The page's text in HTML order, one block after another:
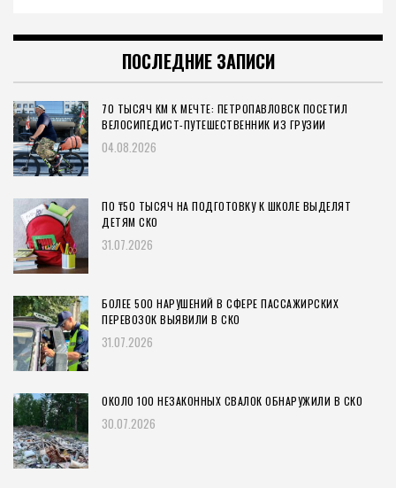
ПОСЛЕДНИЕ ЗАПИСИ
70 ТЫСЯЧ КМ К МЕЧТЕ: ПЕТРОПАВЛОВСК ПОСЕТИЛ
ВЕЛОСИПЕДИСТ-ПУТЕШЕСТВЕННИК ИЗ ГРУЗИИ
04.08.2026
ПО ₸50 ТЫСЯЧ НА ПОДГОТОВКУ К ШКОЛЕ ВЫДЕЛЯТ
ДЕТЯМ СКО
31.07.2026
БОЛЕЕ 500 НАРУШЕНИЙ В СФЕРЕ ПАССАЖИРСКИХ
ПЕРЕВОЗОК ВЫЯВИЛИ В СКО
31.07.2026
ОКОЛО 100 НЕЗАКОННЫХ СВАЛОК ОБНАРУЖИЛИ В СКО
30.07.2026